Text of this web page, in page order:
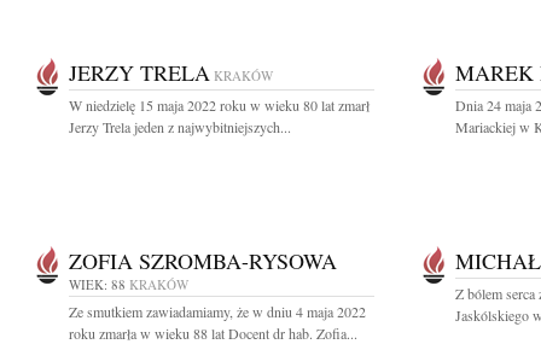
JERZY TRELA KRAKÓW
W niedzielę 15 maja 2022 roku w wieku 80 lat zmarł
Jerzy Trela jeden z najwybitniejszych...
MAREK
Dnia 24 maja
Mariackiej w
ZOFIA SZROMBA-RYSOWA
WIEK: 88 KRAKÓW
Ze smutkiem zawiadamiamy, że w dniu 4 maja 2022
roku zmarła w wieku 88 lat Docent dr hab. Zofia...
Z bólem serca
Jaskólskiego